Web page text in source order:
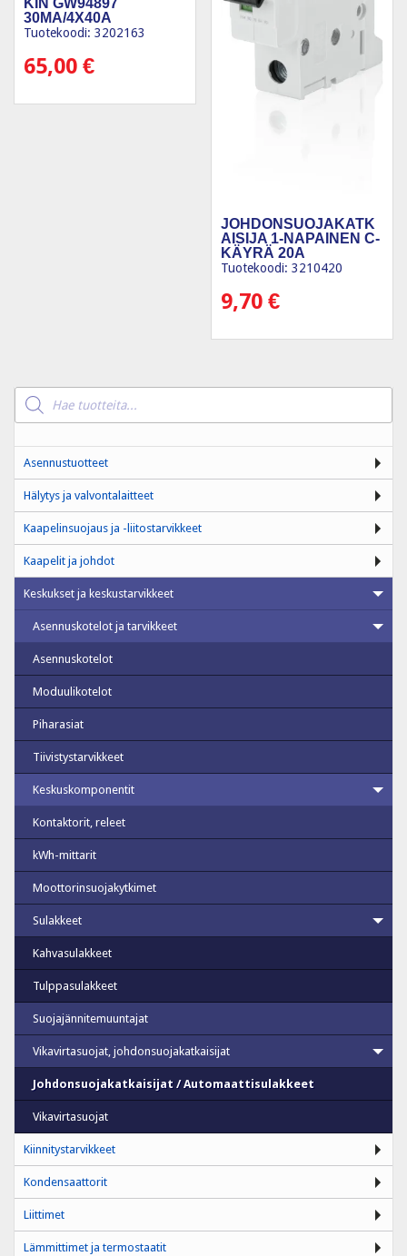
30MA/4X40A
Tuotekoodi: 3202163
65,00 €
JOHDONSUOJAKATK
AISIJA 1-NAPAINEN C-
KÄYRÄ 20A
Tuotekoodi: 3210420
9,70€
Products
search
Asennustuotteet
Hälytys ja valvontalaitteet
Kaapelinsuojaus ja -liitostarvikkeet
Kaapelit ja johdot
Keskukset ja keskustarvikkeet
Asennuskotelot ja tarvikkeet
Asennuskotelot
Moduulikotelot
Piharasiat
Tiivistystarvikkeet
Keskuskomponentit
Kontaktorit, releet
kWh-mittarit
Moottorinsuojakytkimet
Sulakkeet
Kahvasulakkeet
Tulppasulakkeet
Suojajännitemuuntajat
Vikavirtasuojat, johdonsuojakatkaisijat
Johdonsuojakatkaisijat / Automaattisulakkeet
Vikavirtasuojat
Kiinnitystarvikkeet
Kondensaattorit
Liittimet
Lämmittimet ja termostaatit